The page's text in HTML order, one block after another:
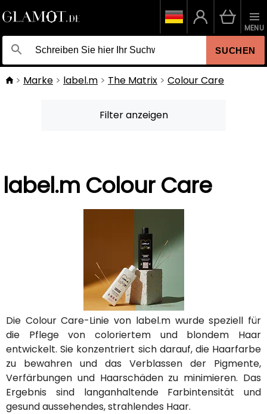
SUCHEN
MENU
Marke label.m The Matrix Colour Care
Filter anzeigen
label.m Colour Care
Die Colour Care-Linie von label.m wurde speziell für
die Pflege von coloriertem und blondem Haar
entwickelt. Sie konzentriert sich darauf, die Haarfarbe
zu bewahren und das Verblassen der Pigmente,
Verfärbungen und Haarschäden zu minimieren. Das
Ergebnis sind langanhaltende Farbintensität und
gesund aussehendes, strahlendes Haar.